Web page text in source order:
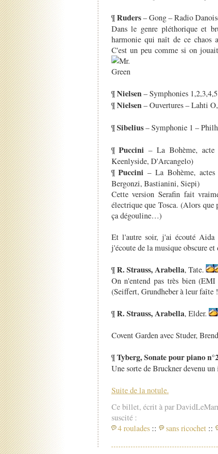
¶Ruders– Gong – Radio
Dans le genre pléthorique et
harmonie qui naît de ce chaos
C'est un peu comme si on
¶Nielsen– Symphonies
¶Nielsen– Ouvertures – Lahti
¶Sibelius– Symphonie 1 –
¶Puccini – La Bohème,
Keenlyside, D'Arcangelo)
¶Puccini – La Bohème,
Bergonzi, Bastianini, Siepi)
Cette version Serafin fait
électrique que Tosca. (Alors
ça dégouline…)
Et l'autre soir, j'ai écouté Aida
j'écoute de la musique obscure
¶R. Strauss, Arabella, Tate.
On n'entend pas très bien
(Seiffert, Grundheber à leur faîte
¶R. Strauss, Arabella, Elder.
Covent Garden avec Studer,
¶Tyberg, Sonate pour piano
Une sorte de Bruckner devenu
Suite de la notule.
Ce billet, écrit à par
suscité :
4 roulades :: sans ricochet ::